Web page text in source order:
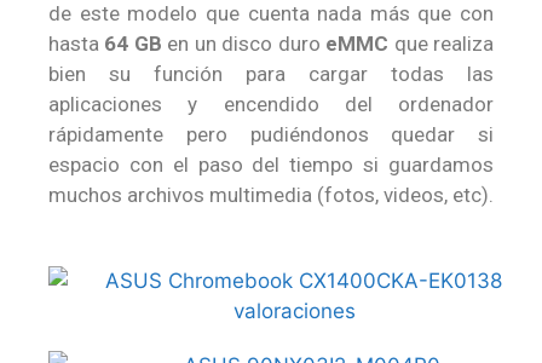
de este modelo que cuenta nada más que con
hasta 64 GB en un disco duro eMMC que realiza
bien su función para cargar todas las
aplicaciones y encendido del ordenador
rápidamente pero pudiéndonos quedar si
espacio con el paso del tiempo si guardamos
muchos archivos multimedia (fotos, videos, etc).